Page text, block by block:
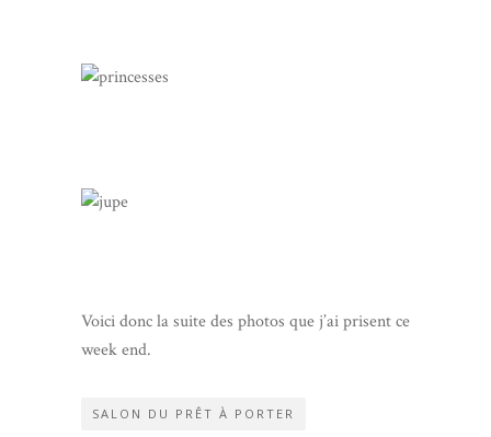
Voici donc la suite des photos que j’ai prisent ce
week end.
SALON DU PRÊT À PORTER